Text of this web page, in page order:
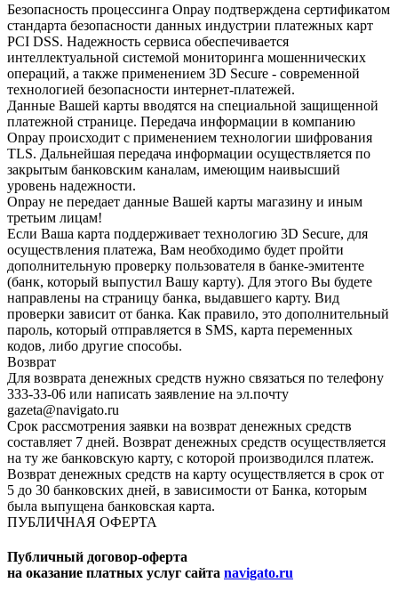
Безопасность процессинга Onpay подтверждена сертификатом
стандарта безопасности данных индустрии платежных карт
PCI DSS. Надежность сервиса обеспечивается
интеллектуальной системой мониторинга мошеннических
операций, а также применением 3D Secure - современной
технологией безопасности интернет-платежей.
Данные Вашей карты вводятся на специальной защищенной
платежной странице. Передача информации в компанию
Onpay происходит с применением технологии шифрования
TLS. Дальнейшая передача информации осуществляется по
закрытым банковским каналам, имеющим наивысший
уровень надежности.
Onpay не передает данные Вашей карты магазину и иным
третьим лицам!
Если Ваша карта поддерживает технологию 3D Secure, для
осуществления платежа, Вам необходимо будет пройти
дополнительную проверку пользователя в банке-эмитенте
(банк, который выпустил Вашу карту). Для этого Вы будете
направлены на страницу банка, выдавшего карту. Вид
проверки зависит от банка. Как правило, это дополнительный
пароль, который отправляется в SMS, карта переменных
кодов, либо другие способы.
Возврат
Для возврата денежных средств нужно связаться по телефону
333-33-06 или написать заявление на эл.почту
gazeta@navigato.ru
Срок рассмотрения заявки на возврат денежных средств
составляет 7 дней. Возврат денежных средств осуществляется
на ту же банковскую карту, с которой производился платеж.
Возврат денежных средств на карту осуществляется в срок от
5 до 30 банковских дней, в зависимости от Банка, которым
была выпущена банковская карта.
ПУБЛИЧНАЯ ОФЕРТА
Публичный договор-оферта
на оказание платных услуг сайта navigato.ru